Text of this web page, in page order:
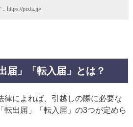
https://pixta.jp/
届」「転入届」とは？
律によれば、引越しの際に必要な
転出届」「転入届」の3つが定めら